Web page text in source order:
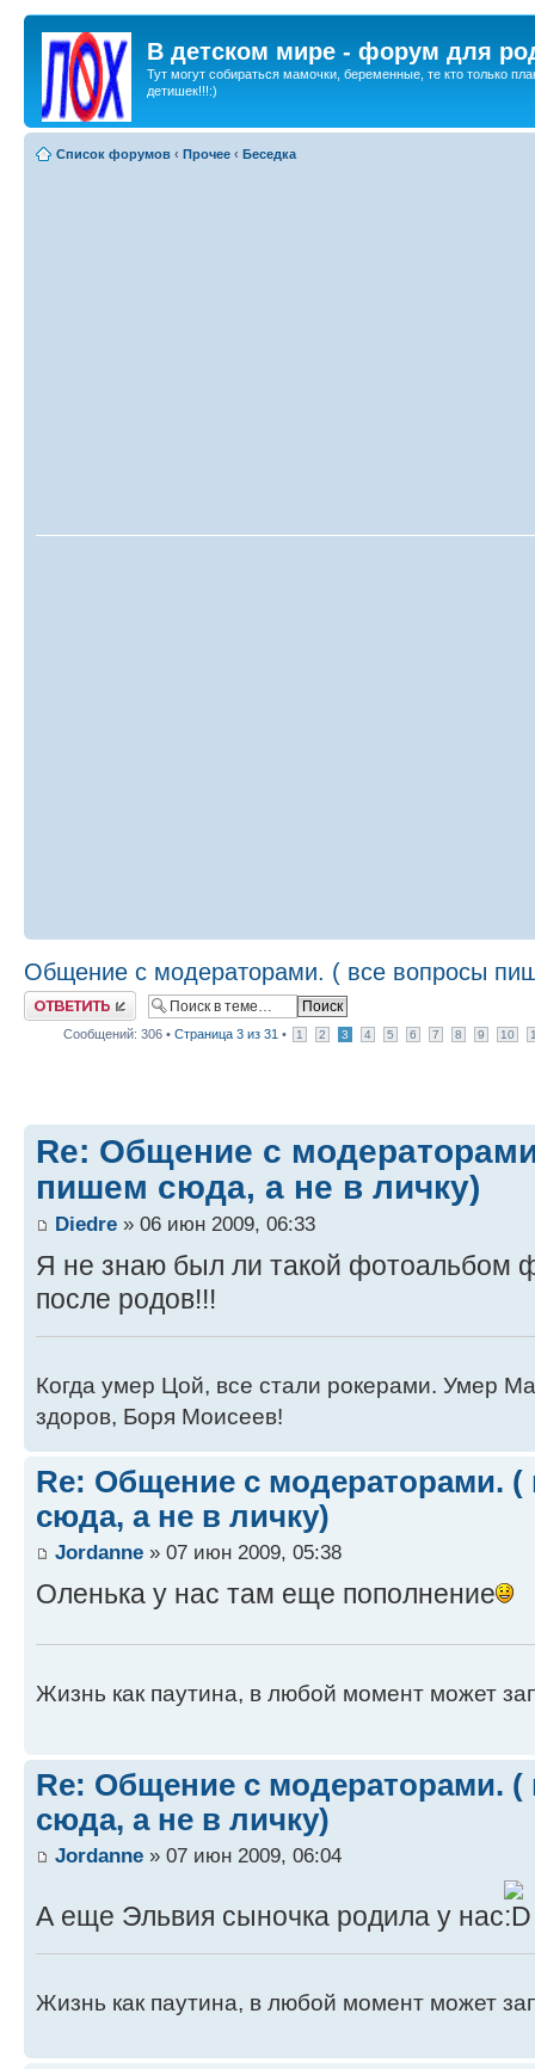
В детском мире - форум для
Тут могут собираться мамочки, беременные, те кто только
детишек!!!:)
Список форумов ‹ Прочее ‹ Беседка
Общение с модераторами. ( все вопросы
Ответить
Сообщений: 306 • Страница 3 из 31 • 1 2 3 4 5 6 7 8 9 10
Re: Общение с
пишем сюда, а не в личку)
Diedre » 06 июн 2009, 06:33
Я не знаю был ли такой фотоальбом
после родов!!!
Когда умер Цой, все стали рокерами. Умер
здоров, Боря Моисеев!
Re: Общение с модераторами.
сюда, а не в личку)
Jordanne » 07 июн 2009, 05:38
Оленька у нас там еще пополнение
Жизнь как паутина, в любой момент может
Re: Общение с модераторами.
сюда, а не в личку)
Jordanne » 07 июн 2009, 06:04
А еще Эльвия сыночка родила у нас
Жизнь как паутина, в любой момент может